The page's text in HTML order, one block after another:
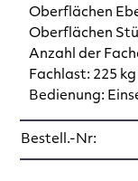
Oberflächen
Oberflächen
Anzahl der
Fachlast: 225
Bedienung:
Bestell.-Nr: